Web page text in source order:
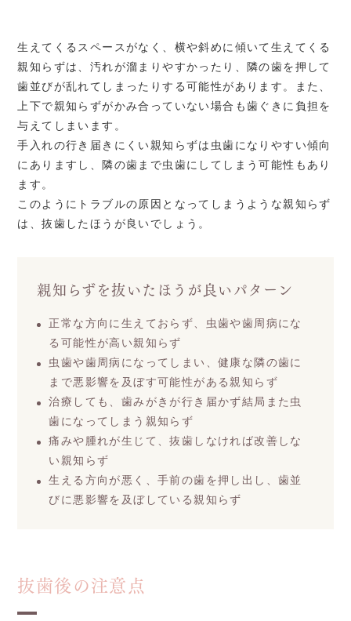
生えてくるスペースがなく、横や斜めに傾いて生えてくる
親知らずは、汚れが溜まりやすかったり、隣の歯を押して
歯並びが乱れてしまったりする可能性があります。また、
上下で親知らずがかみ合っていない場合も歯ぐきに負担を
与えてしまいます。
手入れの行き届きにくい親知らずは虫歯になりやすい傾向
にありますし、隣の歯まで虫歯にしてしまう可能性もあり
ます。
このようにトラブルの原因となってしまうような親知らず
は、抜歯したほうが良いでしょう。
親知らずを抜いたほうが良いパターン
正常な方向に生えておらず、虫歯や歯周病にな
る可能性が高い親知らず
虫歯や歯周病になってしまい、健康な隣の歯に
まで悪影響を及ぼす可能性がある親知らず
治療しても、歯みがきが行き届かず結局また虫
歯になってしまう親知らず
痛みや腫れが生じて、抜歯しなければ改善しな
い親知らず
生える方向が悪く、手前の歯を押し出し、歯並
びに悪影響を及ぼしている親知らず
抜歯後の注意点